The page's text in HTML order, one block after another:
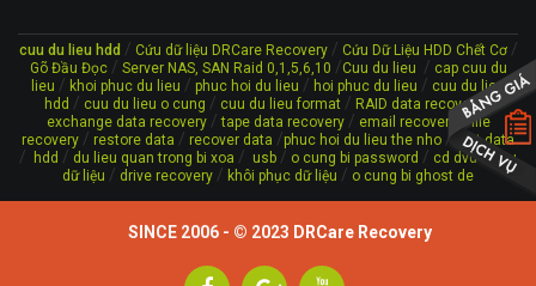
cuu du lieu hdd / Cứu dữ liệu DRCare Recovery/ Cứu Dữ Liệu HDD Chết Cơ/
Gõ Đầu Đọc/ Server NAS, SAN Raid 0,1,5,6,10 /Cuu du lieu / cap cuu du
lieu / khoi phuc du lieu / phuc hoi du lieu / hoi phuc du lieu / cuu du lieu
hdd / cuu du lieu o cung / cuu du lieu format / RAID data recovery/
exchange data recovery/tape data recovery/ email recovery /file
recovery / restore data / recover data /phuc hoi du lieu the nho / lost data
/ hdd / du lieu quan trong bi xoa / usb / o cung bi password / cd dvd/cứu
dữ liệu / drive recovery / khôi phục dữ liệu / o cung bi ghost de
SINCE 2006 - © 2023 DRCare Recovery